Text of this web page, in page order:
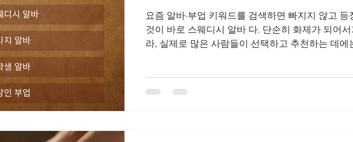
요즘 알바·부업 키워드를 검색하면 빠지지 않고 등
것이 바로 스웨디시 알바 다. 단순히 화제가 되어서
라, 실제로 많은 사람들이 선택하고 추천하는 데에
대부분 관리 횟수와 시간에 따라 수입이 결정되는